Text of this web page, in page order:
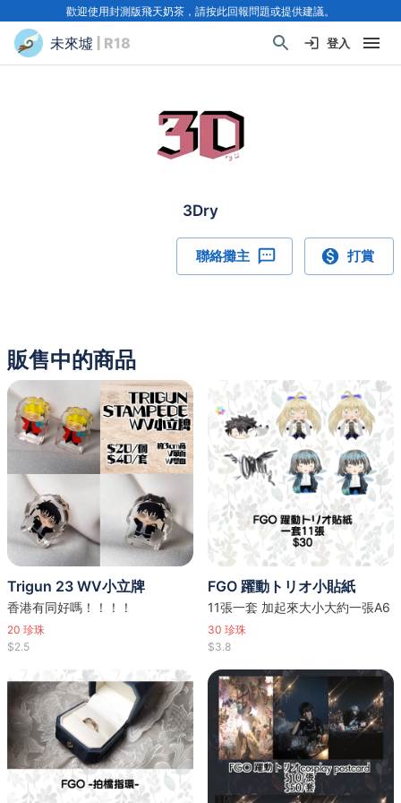
歡迎使用封測版飛天奶茶，請按此回報問題或提供建議。
未來墟 | R18 登入
3Dry
聯絡攤主 打賞
販售中的商品
Trigun 23 WV小立牌
香港有同好嗎！！！！
20 珍珠
$2.5
FGO 躍動トリオ小貼紙
11張一套 加起來大小大約一張A6
30 珍珠
$3.8